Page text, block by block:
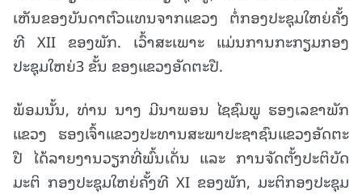
ເຫັນຂອງບັນດາຕົວແທນຈາກແຂວງ ຕໍ່ກອງປະຊຸມໃຫຍ່ຄັ້ງ
ທີ XII ຂອງພັກ. ເວົ້າສະເພາະ ແມ່ນການກະກຽມກອງ
ປະຊຸມໃຫຍ່3 ຂັ້ນ ຂອງແຂວງອັດຕະປື.
ພ້ອມນັ້ນ, ທ່ານ ນາງ ມີນາພອນ ໄຊຊົມພູ ຮອງເລຂາພັກ
ແຂວງ ຮອງເຈົ້າແຂວງປະທານສະພາປະຊາຊົນແຂວງອັດຕະ
ປື ໄດ້ລາຍງານວຽກທີ່ພົ້ນເດັ່ນ ແລະ ການຈັດຕັ້ງປະຕິບັດ
ມະຕິ ກອງປະຊຸມໃຫຍ່ຄັ້ງທີ XI ຂອງພັກ, ມະຕິກອງປະຊຸມ